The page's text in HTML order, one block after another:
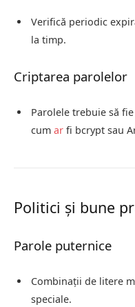
Verifică periodic
la timp.
Criptarea parolelor
Parolele trebuie să fie
cum ar fi bcrypt sau
Politici și bune
Parole puternice
Combinații de litere
speciale.